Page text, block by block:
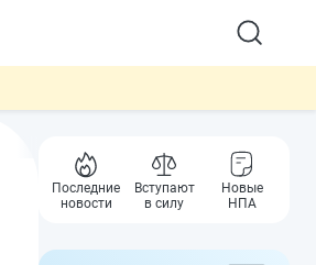
Последние
новости
Вступают
в силу
Новые
НПА